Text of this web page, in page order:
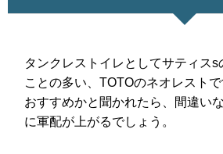
タンクレストイレとしてサティスs
ことの多い、TOTOのネオレスト
おすすめかと聞かれたら、間違い
に軍配が上がるでしょう。